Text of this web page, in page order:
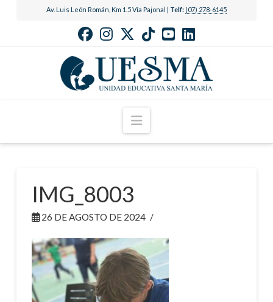
Av. Luis León Román, Km 1.5 Vía Pajonal | Telf: (07) 278-6145
Navigation
IMG_8003
26 DE AGOSTO DE 2024